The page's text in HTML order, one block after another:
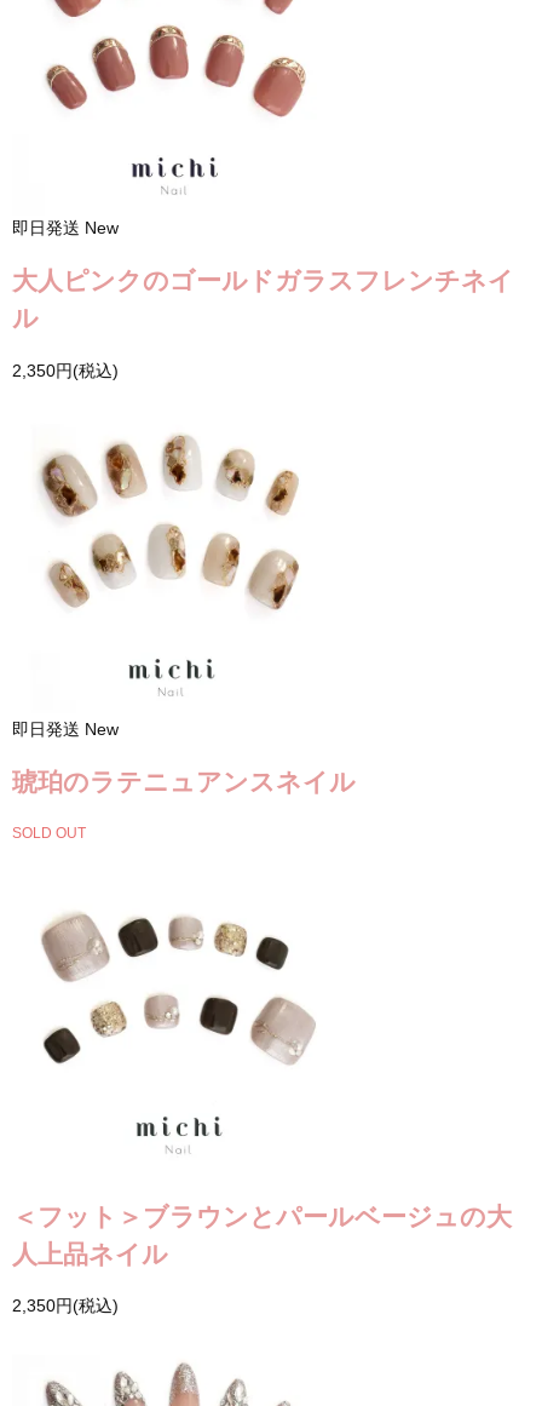
即日発送 New
大人ピンクのゴールドガラスフレンチネイ
ル
2,350円(税込)
即日発送 New
琥珀のラテニュアンスネイル
SOLD OUT
＜フット＞ブラウンとパールベージュの大
人上品ネイル
2,350円(税込)